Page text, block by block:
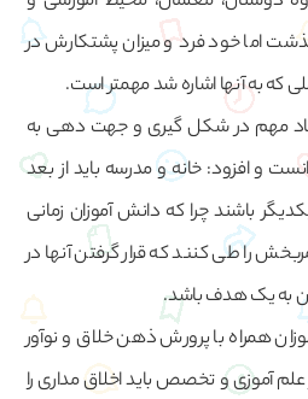
اما خود فرد و میزان پشتکارش در
که به آنها اشاره شد مهمتر است.
مهم در شکل گیری و جهت دهی به
و افزود: خانه و مدرسه باید از بعد
باشند چرا که دانش آموزان زمانی
را طی کنند که قرار گرفتن آنها در
به یک هدف باشد.
همراه با پرورش ذهن خلاق و نوآور
علم آموزی و تخصص باید اخلاق مداری را